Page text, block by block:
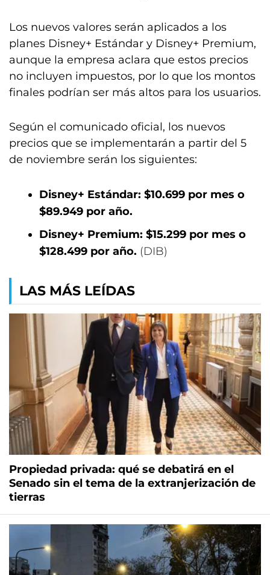
Los nuevos valores serán aplicados a los
planes Disney+ Estándar y Disney+ Premium,
aunque la empresa aclara que estos precios
no incluyen impuestos, por lo que los montos
finales podrían ser más altos para los usuarios.
Según el comunicado oficial, los nuevos
precios que se implementarán a partir del 5
de noviembre serán los siguientes:
Disney+ Estándar: $10.699 por mes o
$89.949 por año.
Disney+ Premium: $15.299 por mes o
$128.499 por año. (DIB)
LAS MÁS LEÍDAS
Propiedad privada: qué se debatirá en el
Senado sin el tema de la extranjerización de
tierras